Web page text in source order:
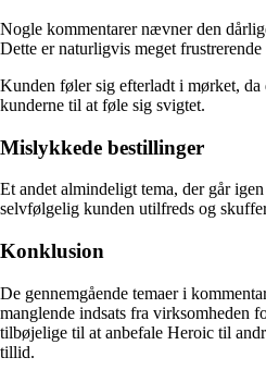
Nogle kommentarer nævner den
Dette er naturligvis meget
Kunden føler sig efterladt i mørket,
kunderne til at føle sig svigtet.
Mislykkede bestillinger
Et andet almindeligt tema, der går
selvfølgelig kunden utilfreds og
Konklusion
De gennemgående temaer i
manglende indsats fra virksomheden
tilbøjelige til at anbefale Heroic til
tillid.